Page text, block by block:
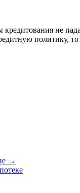
не
политику,
→